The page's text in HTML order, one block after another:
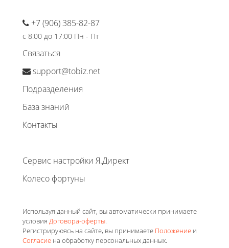
+7 (906) 385-82-87
с 8:00 до 17:00 Пн - Пт
Связаться
support@tobiz.net
Подразделения
База знаний
Контакты
Сервис настройки Я.Директ
Колесо фортуны
Используя данный сайт, вы автоматически принимаете
условия Договора-оферты.
Регистрируюясь на сайте, вы принимаете Положение и
Согласие на обработку персональных данных.